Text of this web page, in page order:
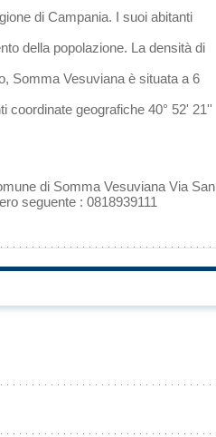
di Campania. I suoi abitanti
della popolazione. La densità di
, Somma Vesuviana è situata a 6
coordinate geografiche 40° 52' 21''
di Somma Vesuviana Via San
seguente : 0818939111